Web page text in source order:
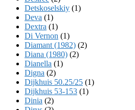
Detskoselskiy (1)
Deva (1)
Dextra (1)
Di Vernon (1)
Diamant (1982) (2)
Diana (1980) (2)
Dianella (1)
Digna (2)
Dijkhuis 50.25/25 (1)
Dijkhuis 53-153 (1)
Dinia (2)